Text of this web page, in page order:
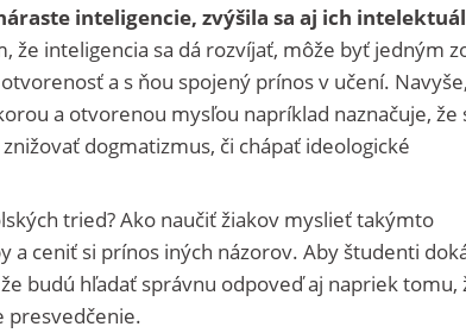
inteligencie, zvýšila sa aj ich
že inteligencia sa dá rozvíjať, môže byť jedným
a s ňou spojený prínos v učení. Navyše,
a otvorenou mysľou napríklad naznačuje, že
dogmatizmus, či chápať ideologické
tried? Ako naučiť žiakov myslieť takýmto
a ceniť si prínos iných názorov. Aby študenti
budú hľadať správnu odpoveď aj napriek tomu,
presvedčenie.